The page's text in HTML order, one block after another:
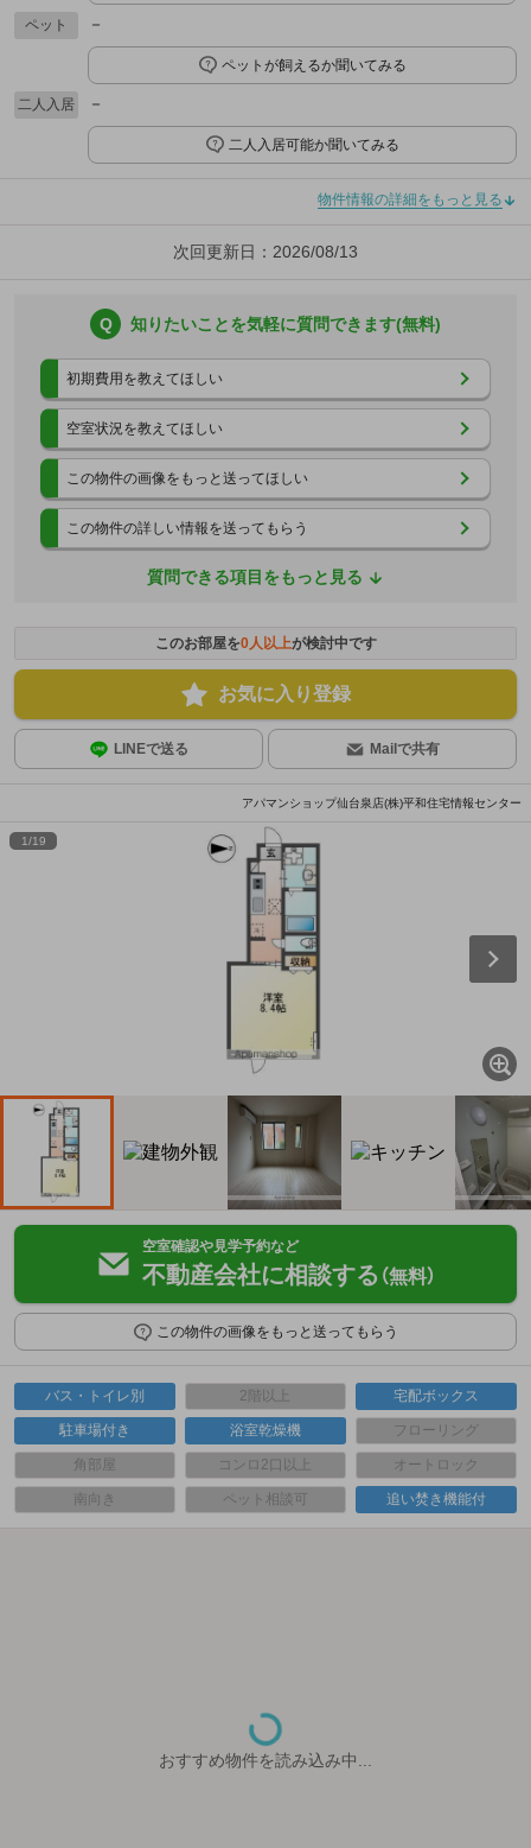
ペット －
ペットが飼えるか聞いてみる
二人入居 －
二人入居可能か聞いてみる
物件情報の詳細をもっと見る
次回更新日：2026/08/13
Q 知りたいことを気軽に質問できます(無料)
初期費用を教えてほしい
空室状況を教えてほしい
この物件の画像をもっと送ってほしい
この物件の詳しい情報を送ってもらう
質問できる項目をもっと見る
このお部屋を0人以上が検討中です
お気に入り登録
LINEで送る Mailで共有
アパマンショップ仙台泉店(株)平和住宅情報センター
1/19
空室確認や見学予約など
不動産会社に相談する （無料）
この物件の画像をもっと送ってもらう
バス・トイレ別 2階以上 宅配ボックス
駐車場付き 浴室乾燥機 フローリング
角部屋 コンロ2口以上 オートロック
南向き ペット相談可 追い焚き機能付
おすすめ物件を読み込み中...